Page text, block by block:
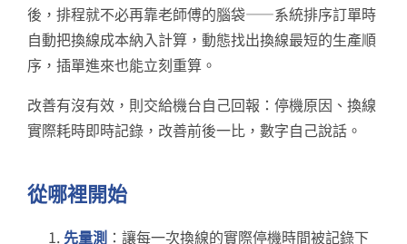
後，排程就不必再靠老師傅的腦袋——系統排序訂單時
自動把換線成本納入計算，動態找出換線最短的生產順
序，插單進來也能立刻重算。
改善有沒有效，則交給機台自己回報：停機原因、換線
實際耗時即時記錄，改善前後一比，數字自己說話。
從哪裡開始
先量測 ：讓每一次換線的實際停機時間被記錄下